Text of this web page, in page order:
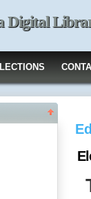
Digital